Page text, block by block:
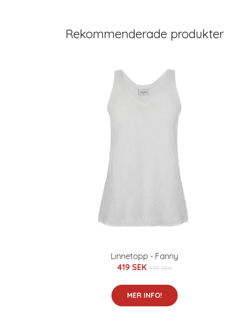
Rekommenderade produkter
Linnetopp - Fanny
419 SEK 595 SEK
MER INFO!